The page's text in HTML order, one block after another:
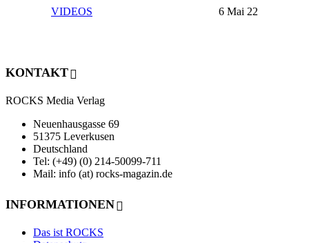
VIDEOS 6 Mai 22
KONTAKT
ROCKS Media Verlag
Neuenhausgasse 69
51375 Leverkusen
Deutschland
Tel: (+49) (0) 214-50099-711
Mail: info (at) rocks-magazin.de
INFORMATIONEN
Das ist ROCKS